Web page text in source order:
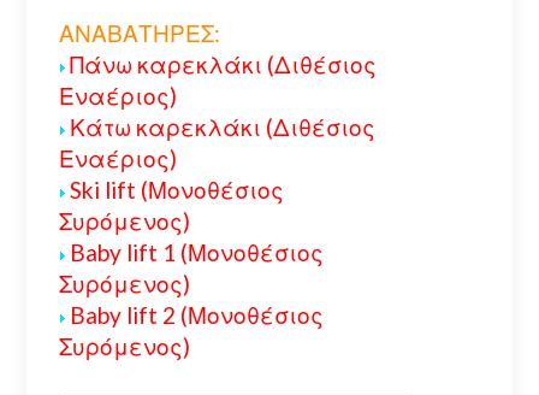
ΑΝΑΒΑΤΗΡΕΣ:
Πάνω καρεκλάκι (Διθέσιος
Εναέριος)
Κάτω καρεκλάκι (Διθέσιος
Εναέριος)
Ski lift (Μονοθέσιος
Συρόμενος)
Baby lift 1 (Μονοθέσιος
Συρόμενος)
Baby lift 2 (Μονοθέσιος
Συρόμενος)